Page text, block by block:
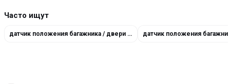
Часто ищут
датчик положения багажника / двери 8500628171